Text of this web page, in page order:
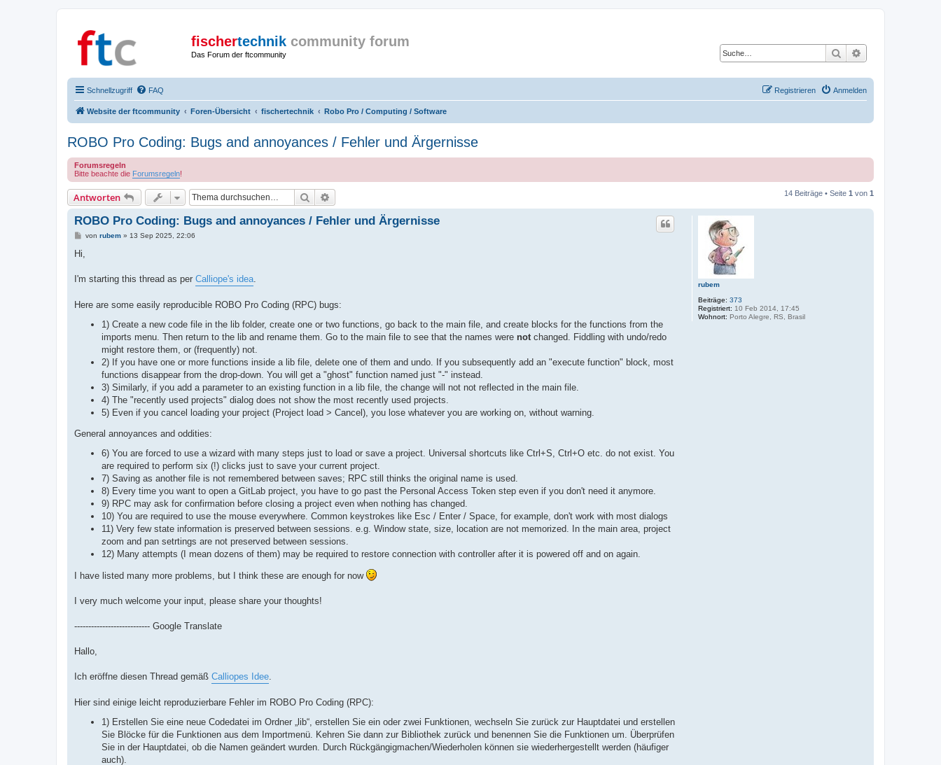
fischertechnik community forum
Das Forum der ftcommunity Suche
Schnellzugriff FAQ Anmelden
Registrieren
Website der ftcommunity Foren-Übersicht fischertechnik Robo Pro / Computing / Software
ROBO Pro Coding: Bugs and annoyances / Fehler und Ärgernisse
Forumsregeln
Bitte beachte die Forumsregeln!
Antworten Suche 14 Beiträge • Seite 1 von 1
rubem
Beiträge: 373
Registriert: 10 Feb 2014, 17:45
Wohnort: Porto Alegre, RS, Brasil
ROBO Pro Coding: Bugs and annoyances / Fehler und Ärgernisse
B
t
a
von rubem» 13 Sep 2025, 22:06
Hi,
I'm starting this thread as per Calliope's idea
Here are some easily reproducible ROBO Pro Coding (RPC) bugs:
1) Create a new code file in the lib folder, create one or two functions, go back to the main file, and create blocks for the functions from the
imports menu. Then return to the lib and rename them. Go to the main file to see that the names were not changed. Fiddling with undo/redo
might restore them, or (frequently) not.
2) If you have one or more functions inside a lib file, delete one of them and undo. If you subsequently add an "execute function" block, most
functions disappear from the drop-down. You will get a "ghost" function named just "-" instead.
3) Similarly, if you add a parameter to an existing function in a lib file, the change will not not reflected in the main file.
4) The "recently used projects" dialog does not show the most recently used projects.
5) Even if you cancel loading your project (Project load > Cancel), you lose whatever you are working on, without warning.
General annoyances and oddities:
6) You are forced to use a wizard with many steps just to load or save a project. Universal shortcuts like Ctrl+S, Ctrl+O etc. do not exist. You
are required to perform six (!) clicks just to save your current project.
7) Saving as another file is not remembered between saves; RPC still thinks the original name is used.
8) Every time you want to open a GitLab project, you have to go past the Personal Access Token step even if you don't need it anymore.
9) RPC may ask for confirmation before closing a project even when nothing has changed.
10) You are required to use the mouse everywhere. Common keystrokes like Esc / Enter / Space, for example, don't work with most dialogs
11) Very few state information is preserved between sessions. e.g. Window state, size, location are not memorized. In the main area, project
zoom and pan setrtings are not preserved between sessions.
12) Many attempts (I mean dozens of them) may be required to restore connection with controller after it is powered off and on again.
I have listed many more problems, but I think these are enough for now
I very much welcome your input, please share your thoughts!
--------------------------- Google Translate
Hallo,
Ich eröffne diesen Thread gemäß Calliopes Idee
Hier sind einige leicht reproduzierbare Fehler im ROBO Pro Coding (RPC):
1) Erstellen Sie eine neue Codedatei im Ordner „lib“, erstellen Sie ein oder zwei Funktionen, wechseln Sie zurück zur Hauptdatei und erstellen
Sie Blöcke für die Funktionen aus dem Importmenü. Kehren Sie dann zur Bibliothek zurück und benennen Sie die Funktionen um. Überprüfen
Sie in der Hauptdatei, ob die Namen geändert wurden. Durch Rückgängigmachen/Wiederholen können sie wiederhergestellt werden (häufiger
auch).